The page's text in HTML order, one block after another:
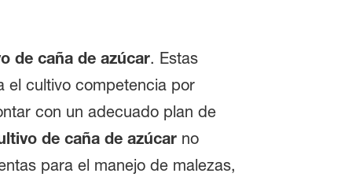
de caña de azúcar. Estas
el cultivo competencia por
con un adecuado plan de
de caña de azúcarno
para el manejo de malezas,